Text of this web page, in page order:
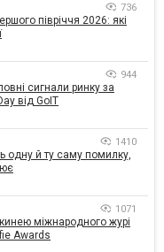
736
півріччя 2026: які
944
сигнали ринку за
від GoIT
1410
одну й ту саму помилку,
1071
міжнародного журі
Awards